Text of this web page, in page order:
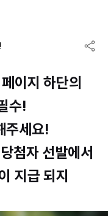
이지 하단의
수!
주세요!
첨자 선발에서
지급 되지